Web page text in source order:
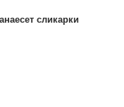
сликарки